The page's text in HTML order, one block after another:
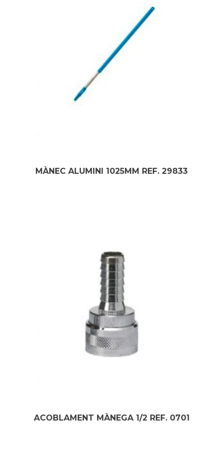
MÀNEC ALUMINI 1025MM REF. 29833
ACOBLAMENT MÀNEGA 1/2 REF. 0701